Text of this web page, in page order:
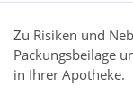
Zu Risiken und
Packungsbeilage
in Ihrer Apotheke.